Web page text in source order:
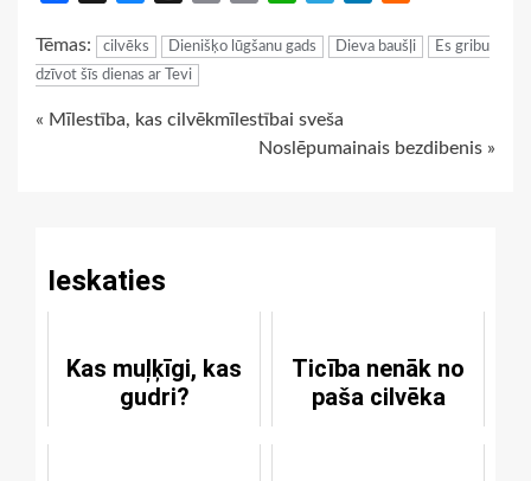
Tēmas: cilvēks Dienišķo lūgšanu gads Dieva baušļi
Es gribu
dzīvot šīs dienas ar Tevi
Continue
« Mīlestība, kas cilvēkmīlestībai sveša
Noslēpumainais bezdibenis »
Ieskaties
Kas muļķīgi, kas
gudri?
Ticība nenāk no
paša cilvēka